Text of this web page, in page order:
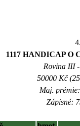
1117 HANDICAP O
Rovina III
50000 Kč
Maj.
Zápisné: